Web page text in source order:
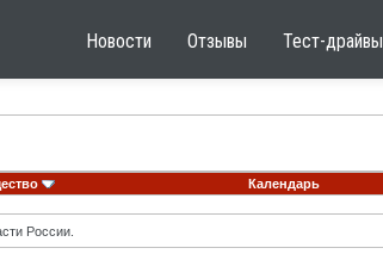
Новости Отзывы Тест-драйвы
Календарь
России.